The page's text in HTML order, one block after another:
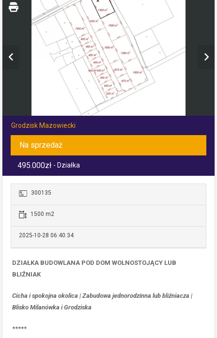
Grodzisk Mazowiecki
Na sprzedaż
495.000zł - Działka
300135
1500 m2
2025-10-28 06:40:34
DZIAŁKA BUDOWLANA POD DOM WOLNOSTOJĄCY LUB
BLIŹNIAK
Cicha i spokojna okolica | Zabudowa jednorodzinna lub bliźniacza |
Blisko Milanówka i Grodziska
*****